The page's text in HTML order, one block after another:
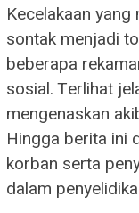
Kecelakaan
sontak menjadi
beberapa
sosial. Terlihat
mengenaskan
Hingga berita ini
korban serta
dalam